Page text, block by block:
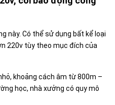
này. Có thể sử dụng bất kể loại
220v tùy theo mục đích của
khoảng cách âm từ 800m –
học, nhà xưởng có quy mô